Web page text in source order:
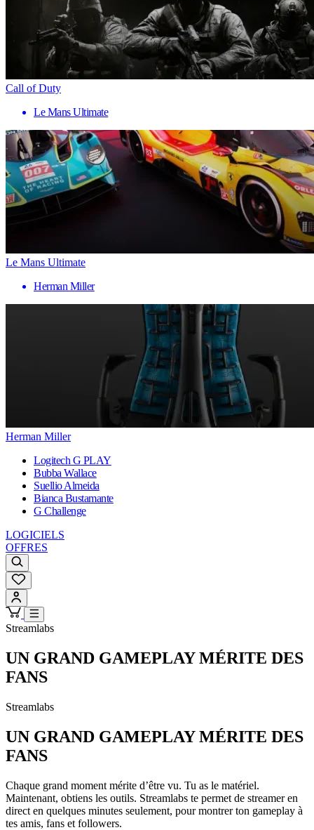
Call of Duty
Le Mans Ultimate
Le Mans Ultimate
Herman Miller
Herman Miller
Logitech G PLAY
Bubba Wallace
Suellio Almeida
Bianca Bustamante
G Challenge
LOGICIELS
OFFRES
Streamlabs
UN GRAND GAMEPLAY MÉRITE DES
FANS
Streamlabs
UN GRAND GAMEPLAY MÉRITE DES
FANS
Chaque grand moment mérite d’être vu. Tu as le matériel.
Maintenant, obtiens les outils. Streamlabs te permet de streamer en
direct en quelques minutes seulement, pour montrer ton gameplay à
tes amis, fans et followers.